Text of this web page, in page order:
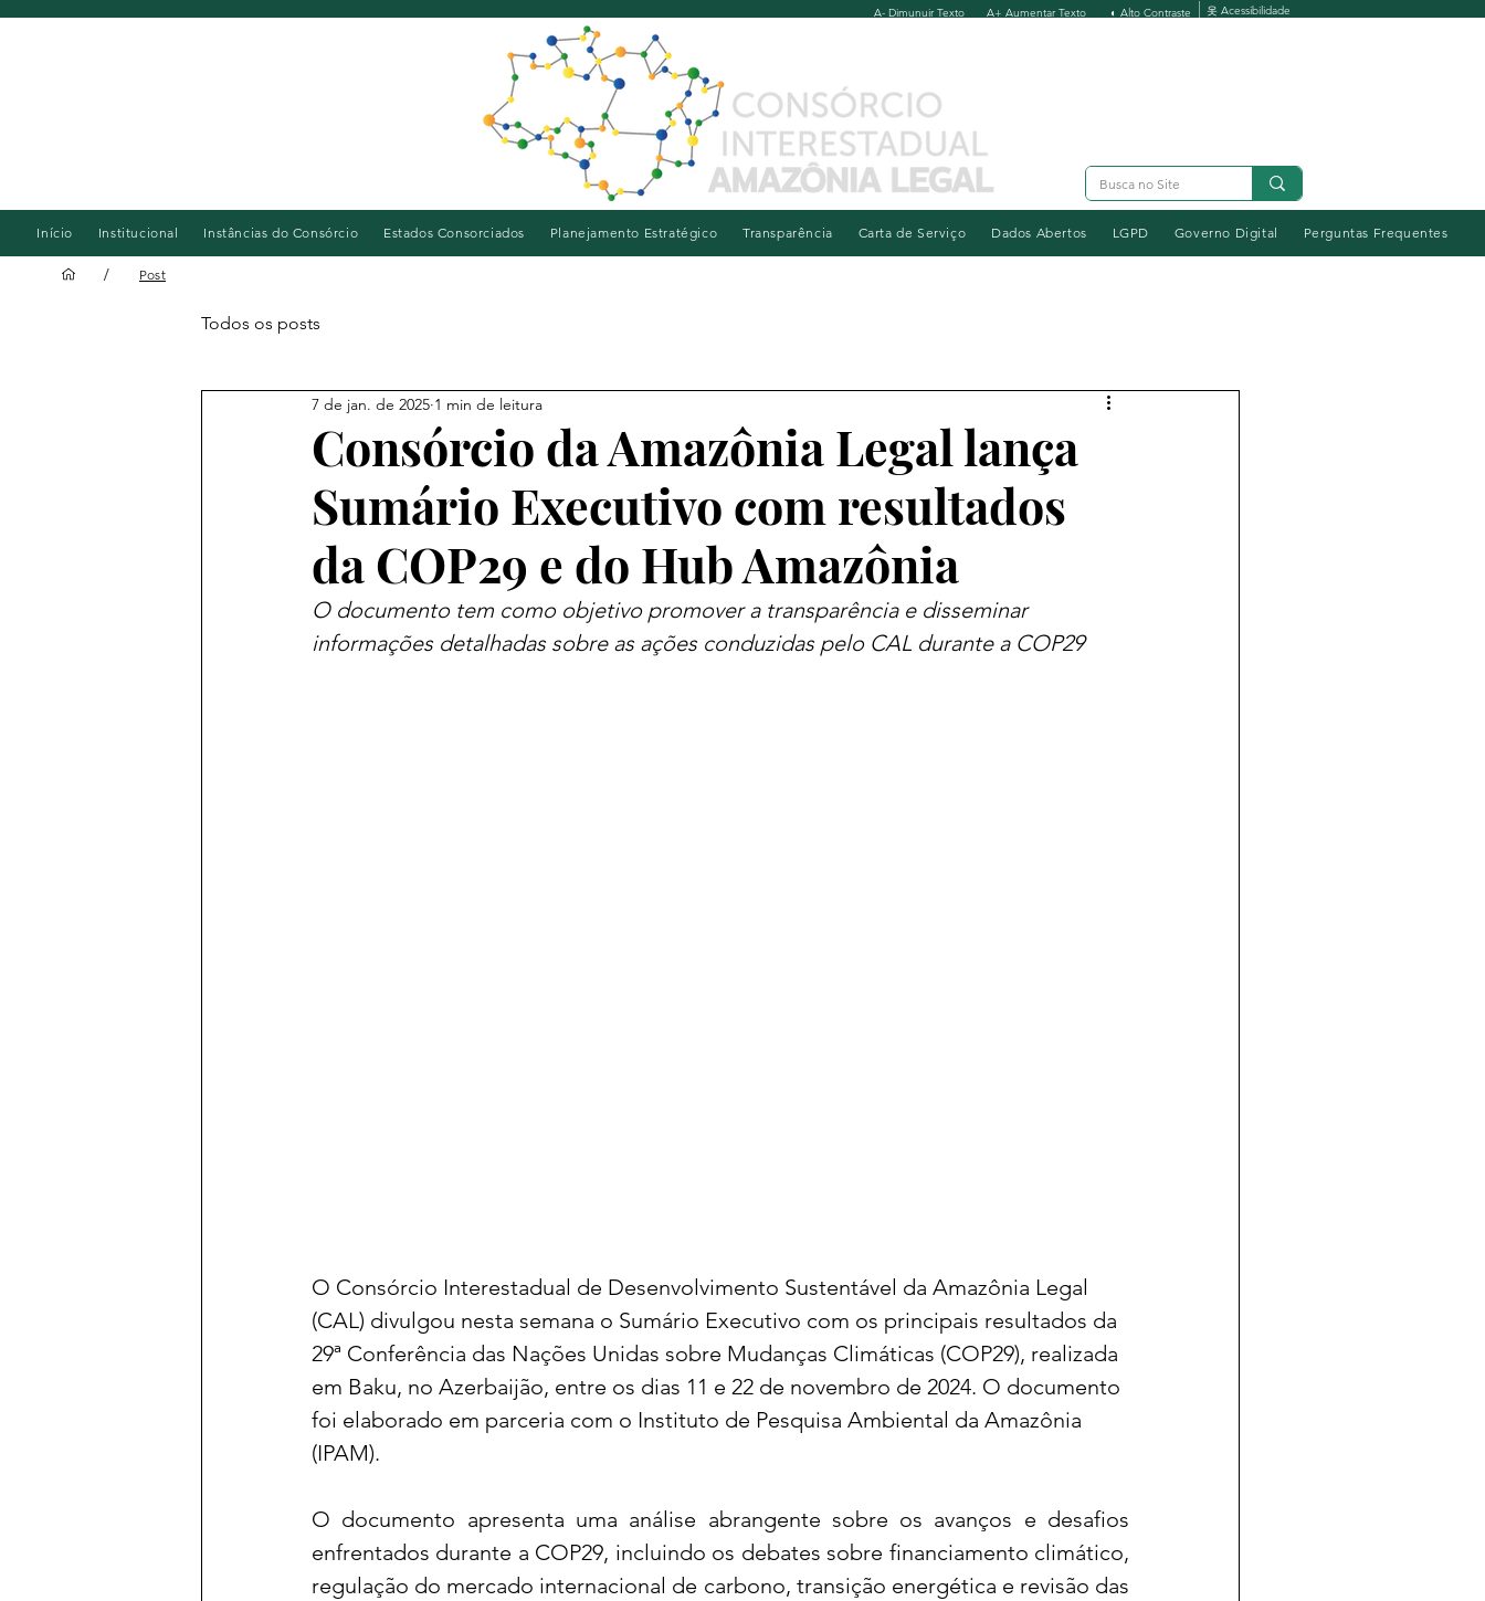
A+ Aumentar Texto ◐ Alto Contraste 옷 Acessibilidade
A- Dimunuir Texto
Início Institucional Instâncias do Consórcio Estados Consorciados Planejamento Estratégico Transparência Carta de Serviço Dados Abertos LGPD Governo Digital Perguntas Frequentes
Todos os posts
Consórcio da Amazônia Legal lança
Sumário Executivo com resultados
da COP29 e do Hub Amazônia
7 de jan. de 2025 1 min de leitura
O documento tem como objetivo promover a transparência e disseminar
informações detalhadas sobre as ações conduzidas pelo CAL durante a COP29
O Consórcio Interestadual de Desenvolvimento Sustentável da Amazônia Legal
(CAL) divulgou nesta semana o Sumário Executivo com os principais resultados da
29ª Conferência das Nações Unidas sobre Mudanças Climáticas (COP29), realizada
em Baku, no Azerbaijão, entre os dias 11 e 22 de novembro de 2024. O documento
foi elaborado em parceria com o Instituto de Pesquisa Ambiental da Amazônia
(IPAM).
O documento apresenta uma análise abrangente sobre os avanços e desafios
enfrentados durante a COP29, incluindo os debates sobre financiamento climático,
regulação do mercado internacional de carbono, transição energética e revisão das
/ Post